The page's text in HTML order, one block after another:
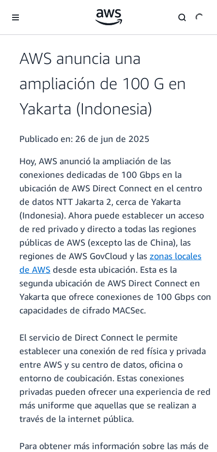
AWS anuncia una
ampliación de 100 G en
Yakarta (Indonesia)
Publicado en: 26 de jun de 2025
Hoy, AWS anunció la ampliación de las
conexiones dedicadas de 100 Gbps en la
ubicación de AWS Direct Connect en el centro
de datos NTT Jakarta 2, cerca de Yakarta
(Indonesia). Ahora puede establecer un acceso
de red privado y directo a todas las regiones
públicas de AWS (excepto las de China), las
regiones de AWS GovCloud y las zonas locales
de AWS desde esta ubicación. Esta es la
segunda ubicación de AWS Direct Connect en
Yakarta que ofrece conexiones de 100 Gbps con
capacidades de cifrado MACSec.
El servicio de Direct Connect le permite
establecer una conexión de red física y privada
entre AWS y su centro de datos, oficina o
entorno de coubicación. Estas conexiones
privadas pueden ofrecer una experiencia de red
más uniforme que aquellas que se realizan a
través de la internet pública.
Para obtener más información sobre las más de